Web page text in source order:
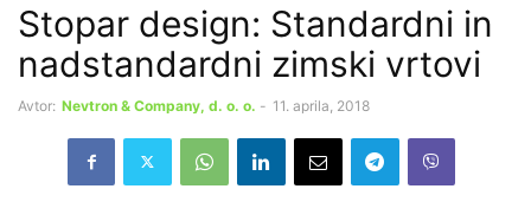
Stopar design: Standardni in
nadstandardni zimski vrtovi
Avtor: Nevtron & Company, d. o. o. - 11. aprila, 2018